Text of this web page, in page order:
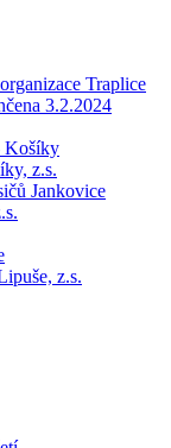
Traplice
3.2.2024
Košíky
z.s.
Jankovice
z.s.